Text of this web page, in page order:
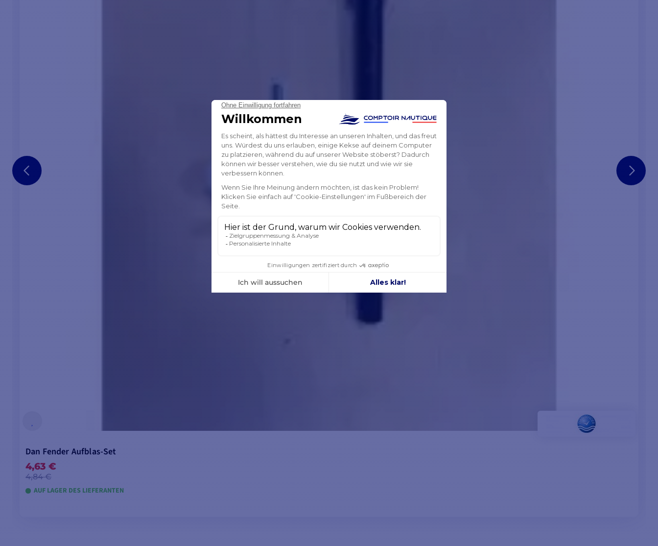
Dan Fender Aufblas-Set
4,63 €
4,84 €
AUF LAGER DES LIEFERANTEN